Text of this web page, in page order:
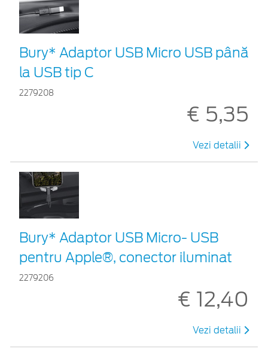
Bury* Adaptor USB Micro USB până
la USB tip C
2279208
€ 5,35
Vezi detalii
Bury* Adaptor USB Micro- USB
pentru Apple®, conector iluminat
2279206
€ 12,40
Vezi detalii